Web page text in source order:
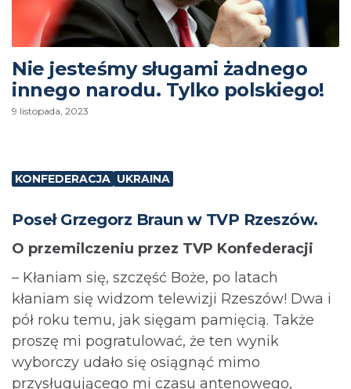
Nie jesteśmy sługami żadnego
innego narodu. Tylko polskiego!
9 listopada, 2023
KONFEDERACJA UKRAINA
Poseł Grzegorz Braun w TVP Rzeszów.
O przemilczeniu przez TVP Konfederacji
– Kłaniam się, szczęść Boże, po latach
kłaniam się widzom telewizji Rzeszów! Dwa i
pół roku temu, jak sięgam pamięcią. Także
proszę mi pogratulować, że ten wynik
wyborczy udało się osiągnąć mimo
przysługującego mi czasu antenowego,